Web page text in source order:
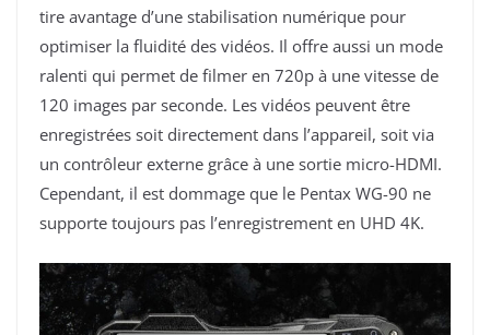
tire avantage d’une stabilisation numérique pour
optimiser la fluidité des vidéos. Il offre aussi un mode
ralenti qui permet de filmer en 720p à une vitesse de
120 images par seconde. Les vidéos peuvent être
enregistrées soit directement dans l’appareil, soit via
un contrôleur externe grâce à une sortie micro-HDMI.
Cependant, il est dommage que le Pentax WG-90 ne
supporte toujours pas l’enregistrement en UHD 4K.